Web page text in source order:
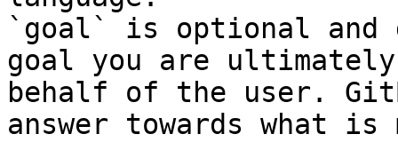
`goal` is optional and
goal you are
behalf of the user.
answer towards what